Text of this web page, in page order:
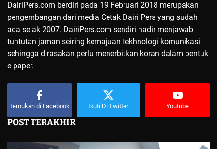
DairiPers.com berdiri pada 19 Februari 2018 merupakan
pengembangan dari media Cetak Dairi Pers yang sudah
ada sejak 2007. DairiPers.com sendiri hadir menjawab
tuntutan jaman seiring kemajuan tekhnologi komunikasi
sehingga dirasakan perlu menerbitkan koran dalam bentuk
e paper.
Temukan di Facebook Ikuti Di Twitter Youtube
POST TERAKHIR